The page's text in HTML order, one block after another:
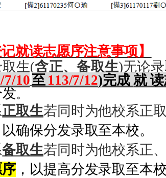
记就读志愿序注意事项】
生(含正、备取生)无论
7/10至 113/7/12)完成就
发。
正取生若同时为他校系正
确保分发录取至本校。
备取生若同时为他校系正
，以提高分发录取至本